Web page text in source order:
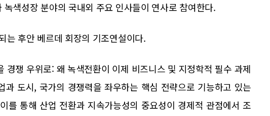
색성장 분야의 국내외 주요 인사들이 연사로 참여한다.
는 후안 베르데 회장의 기조연설이다.
경쟁 우위로: 왜 녹색전환이 이제 비즈니스 및 지정학적 필수 과제
과 도시, 국가의 경쟁력을 좌우하는 핵심 전략으로 기능하고 있는
를 통해 산업 전환과 지속가능성의 중요성이 경제적 관점에서 조